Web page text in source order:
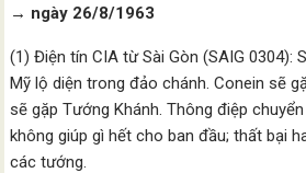
→ ngày 26/8/1963
(1) Điện tín CIA từ Sài Gòn (SAIG 0304):
Mỹ lộ diện trong đảo chánh. Conein sẽ
sẽ gặp Tướng Khánh. Thông điệp
không giúp gì hết cho ban đầu; thất bại
các tướng.